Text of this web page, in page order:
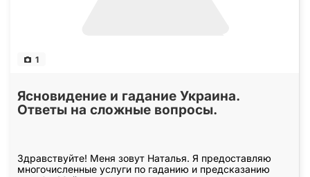
1
Ясновидение и гадание Украина.
Ответы на сложные вопросы.
Здравствуйте! Меня зовут Наталья. Я предоставляю
многочисленные услуги по гаданию и предсказанию